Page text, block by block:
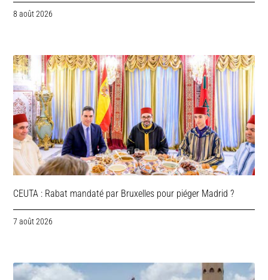
8 août 2026
CEUTA : Rabat mandaté par Bruxelles pour piéger Madrid ?
7 août 2026